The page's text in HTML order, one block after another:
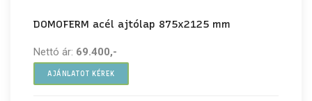
DOMOFERM acél ajtólap 875x2125 mm
Nettó ár: 69.400,-
AJÁNLATOT KÉREK